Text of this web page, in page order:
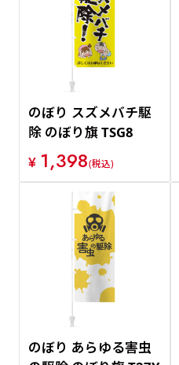
のぼり スズメバチ駆
除 のぼり旗 TSG8
¥ 1,398(税込)
のぼり あらゆる害虫